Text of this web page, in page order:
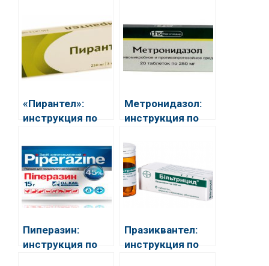
«Пирантел»:
инструкция по
особенности
использования
Метронидазол:
инструкция по
Пиперазин:
инструкция по
Празиквантел:
инструкция по